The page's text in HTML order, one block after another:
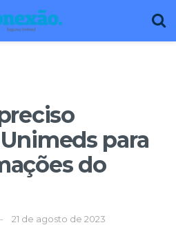
para
do
21 de agosto de 2023